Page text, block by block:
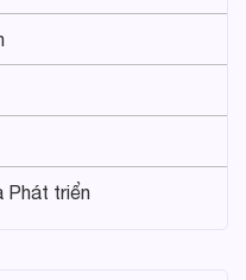
Phát triển